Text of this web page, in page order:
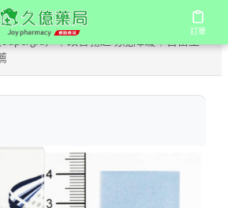
訂單
訂單
陽藥
/
）｜改善勃起功能障礙｜吉富生